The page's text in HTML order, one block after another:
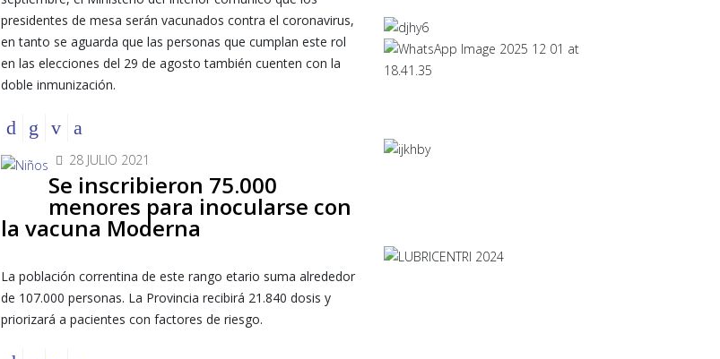
presidentes de mesa serán vacunados contra el coronavirus,
en tanto se aguarda que las personas que cumplan este rol
en las elecciones del 29 de agosto también cuenten con la
doble inmunización.
28 JULIO 2021
Se inscribieron 75.000
menores para inocularse con
la vacuna Moderna
La población correntina de este rango etario suma alrededor
de 107.000 personas. La Provincia recibirá 21.840 dosis y
priorizará a pacientes con factores de riesgo.